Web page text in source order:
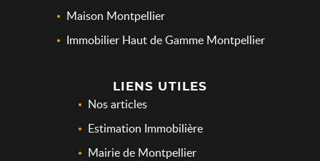
Maison Montpellier
Immobilier Haut de Gamme Montpellier
LIENS UTILES
Nos articles
Estimation Immobilière
Mairie de Montpellier